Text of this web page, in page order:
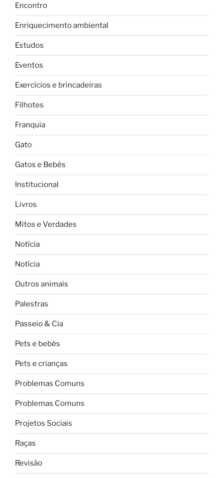
Encontro
Enriquecimento ambiental
Estudos
Eventos
Exercícios e brincadeiras
Filhotes
Franquia
Gato
Gatos e Bebês
Institucional
Livros
Mitos e Verdades
Notícia
Notícia
Outros animais
Palestras
Passeio & Cia
Pets e bebês
Pets e crianças
Problemas Comuns
Problemas Comuns
Projetos Sociais
Raças
Revisão